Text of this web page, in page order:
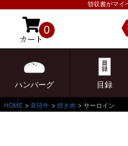
領収書がマイ
カート
0
ハンバーグ 目録
HOME 常陸牛 焼き肉 サーロイン